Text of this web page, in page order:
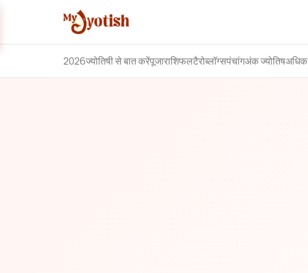
2026ज्योतिषी से बात करेंपूजाराशिफलटैरोब्लॉग्सपंचांगअंक ज्योतिषअधिक